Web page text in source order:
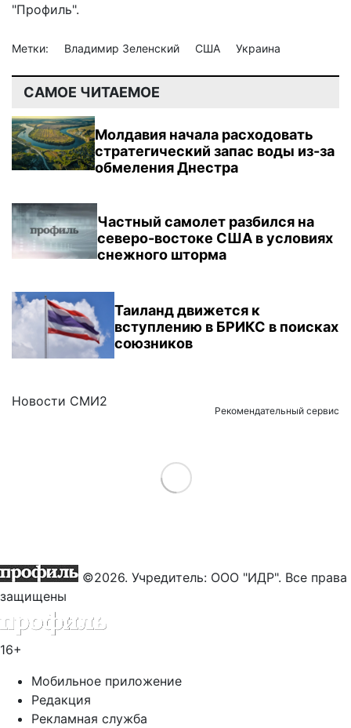
"Профиль".
Метки: Владимир Зеленский США Украина
САМОЕ ЧИТАЕМОЕ
Молдавия начала расходовать
стратегический запас воды из-за
обмеления Днестра
Частный самолет разбился на
северо-востоке США в условиях
снежного шторма
Таиланд движется к
вступлению в БРИКС в поисках
союзников
Новости СМИ2
Рекомендательный сервис
Load More
©2026. Учредитель: ООО "ИДР". Все права
защищены
16+
Мобильное приложение
Редакция
Рекламная служба